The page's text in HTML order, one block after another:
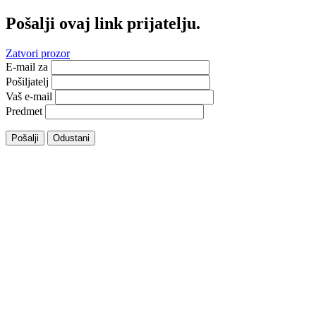
Pošalji ovaj link prijatelju.
Zatvori prozor
E-mail za
Pošiljatelj
Vaš e-mail
Predmet
Pošalji Odustani